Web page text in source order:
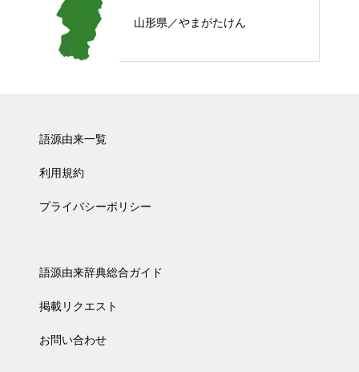
山形県／やまがたけん
語源由来一覧
利用規約
プライバシーポリシー
語源由来辞典総合ガイド
掲載リクエスト
お問い合わせ